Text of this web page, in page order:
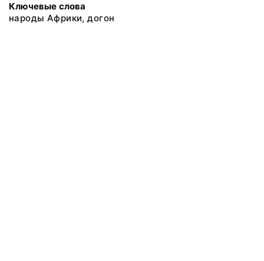
Ключевые слова
народы Африки, догон